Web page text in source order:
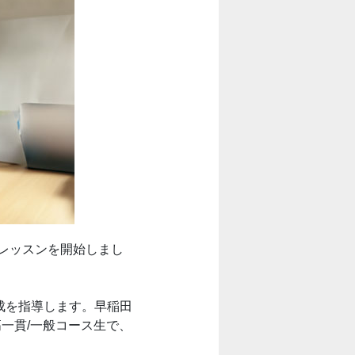
ッスンを開始しまし
指導します。早稲田
貫/一般コース生で、